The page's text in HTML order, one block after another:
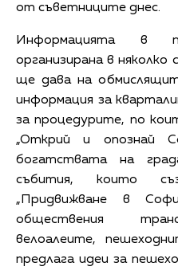
от съветниците днес.
Информацията в
организирана в няколко
ще дава на
информация за
за процедурите, по
„Открий и опознай
богатствата на
събития, които
„Придвижване в
обществения
велоалеите,
предлага идеи за